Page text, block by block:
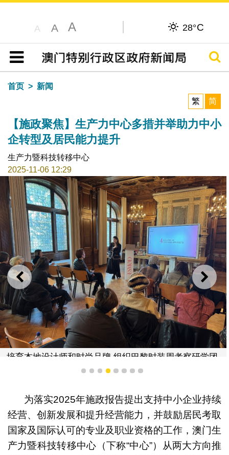
A A A 28°C
目录
搜寻
首页
新闻
繁
简
【施政聚焦】生产力中心多措并举助力中小
企转型及居民能力提升
生产力暨科技转移中心
2025-11-06 12:29
上一则 下一
培育本地设计师和时尚品牌 组织巴黎时装周考察研学团
1 2 3 4 5 6 7 8
为落实2025年施政报告提出支持中小企业持续
经营、创新发展和提升经营能力，并鼓励居民考取
国家及国际认可的专业及职业资格的工作，澳门生
产力暨科技转移中心（下称“中心”）从两大方向推